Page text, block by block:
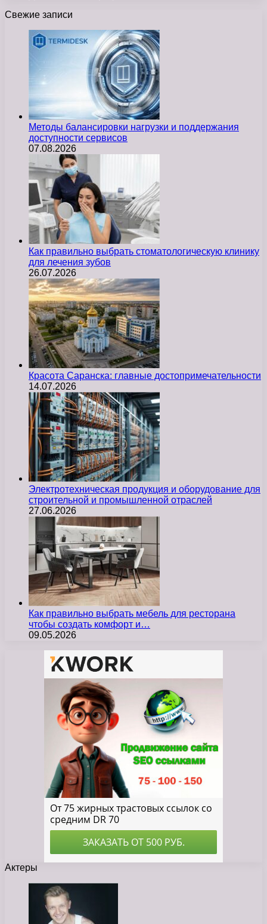
Свежие записи
Методы балансировки нагрузки и поддержания
доступности сервисов
07.08.2026
Как правильно выбрать стоматологическую клинику
для лечения зубов
26.07.2026
Красота Саранска: главные достопримечательности
14.07.2026
Электротехническая продукция и оборудование для
строительной и промышленной отраслей
27.06.2026
Как правильно выбрать мебель для ресторана
чтобы создать комфорт и…
09.05.2026
Актеры